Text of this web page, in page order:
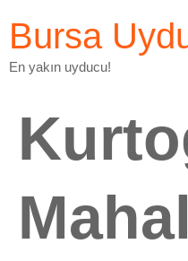
Bursa
En yakın uyducu!